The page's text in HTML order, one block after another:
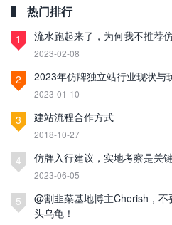
热门排行
1 流水跑起来了，为何我不推荐
2023-02-08
2 2023年仿牌独立站行业现状与
2023-01-10
3 建站流程合作方式
2018-10-27
4 仿牌入行建议，实地考察是关
2023-06-05
5
@割韭菜基地博主Cherish，
头乌龟！